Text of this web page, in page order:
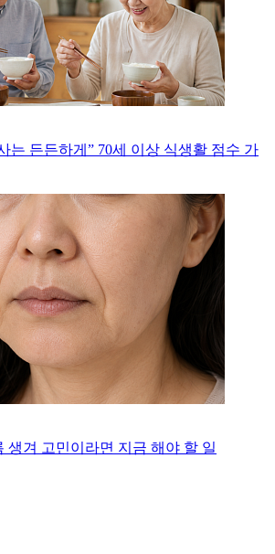
는 든든하게” 70세 이상 식생활 점수 가
생겨 고민이라면 지금 해야 할 일